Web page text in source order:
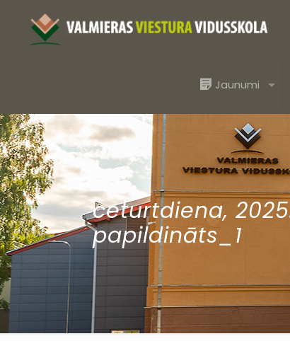
Jaunumi
ceturtdiena,
papildināts_1